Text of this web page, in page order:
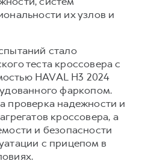
их узлов и
стало
теста кроссовера с
HAVAL H3 2024
фаркопом.
проверка надежности и
кроссовера, а
и безопасности
с прицепом в